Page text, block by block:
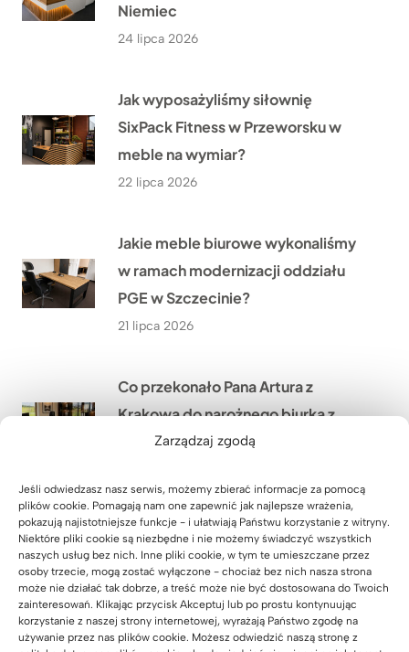
Zarządzaj zgodą
Jeśli odwiedzasz nasz serwis, możemy zbierać informacje za pomocą
plików cookie. Pomagają nam one zapewnić jak najlepsze wrażenia,
pokazują najistotniejsze funkcje - i ułatwiają Państwu korzystanie z witryny.
Niektóre pliki cookie są niezbędne i nie możemy świadczyć wszystkich
naszych usług bez nich. Inne pliki cookie, w tym te umieszczane przez
osoby trzecie, mogą zostać wyłączone - chociaż bez nich nasza strona
może nie działać tak dobrze, a treść może nie być dostosowana do Twoich
zainteresowań. Klikając przycisk Akceptuj lub po prostu kontynuując
korzystanie z naszej strony internetowej, wyrażają Państwo zgodę na
używanie przez nas plików cookie. Możesz odwiedzić naszą stronę z
Niemiec
24 lipca 2026
Jak wyposażyliśmy siłownię
SixPack Fitness w Przeworsku w
meble na wymiar?
22 lipca 2026
Jakie meble biurowe wykonaliśmy
w ramach modernizacji oddziału
PGE w Szczecinie?
21 lipca 2026
Co przekonało Pana Artura z
Krakowa do narożnego biurka z
dębowym blatem?
Jak urządzić nowoczesny gabinet
w małym pomieszczeniu? Historia
Pana Wojciecha z Biłgoraja
19 lipca 2026